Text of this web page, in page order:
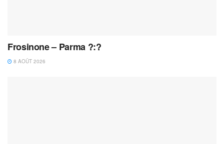
Frosinone – Parma ?:?
8 AOÛT 2026